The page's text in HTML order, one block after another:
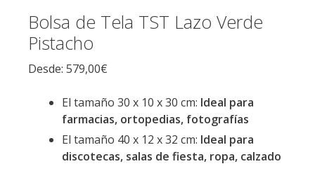
Bolsa de Tela TST Lazo Verde
Pistacho
Desde: 579,00€
El tamaño 30 x 10 x 30 cm: Ideal para
farmacias, ortopedias, fotografías
El tamaño 40 x 12 x 32 cm: Ideal para
discotecas, salas de fiesta, ropa, calzado